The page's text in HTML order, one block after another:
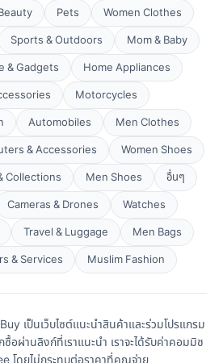
Pets
Women Clothes
Sports & Outdoors
Mom & Baby
& Gadgets
Home Appliances
Motorcycles
Automobiles
Men Clothes
& Accessories
Women Shoes
Collections Men Shoes
อื่นๆ
Cameras & Drones
Watches
Travel & Luggage
Men Bags
& Services
Muslim Fashion
เป็นเว็บไซต์แนะนำสินค้าและร่วมโปรแกรม
ผ่านลิงก์ที่เราแนะนำ เราจะได้รับค่าคอมมิช